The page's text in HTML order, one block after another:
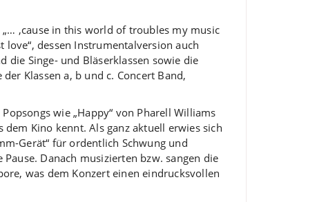
‚cause in this world of troubles my music
love“, dessen Instrumentalversion auch
die Singe- und Bläserklassen sowie die
Klassen a, b und c. Concert Band,
wie „Happy“ von Pharell Williams
Kino kennt. Als ganz aktuell erwies sich
Gerät“ für ordentlich Schwung und
Danach musizierten bzw. sangen die
was dem Konzert einen eindrucksvollen